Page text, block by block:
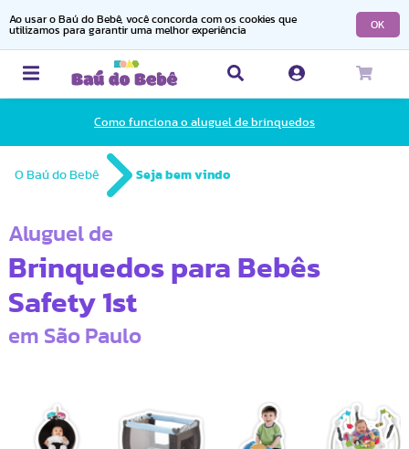
Ao usar o Baú do Bebê, você concorda com os cookies que
utilizamos para garantir uma melhor experiência
OK
Como funciona o aluguel de brinquedos
O Baú do Bebê Seja bem vindo
Aluguel de
Brinquedos para Bebês
Safety 1st
em São Paulo